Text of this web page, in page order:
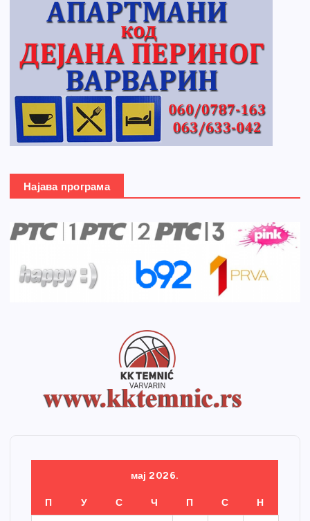
Најава програма
мај 2026.
П У С Ч П С Н